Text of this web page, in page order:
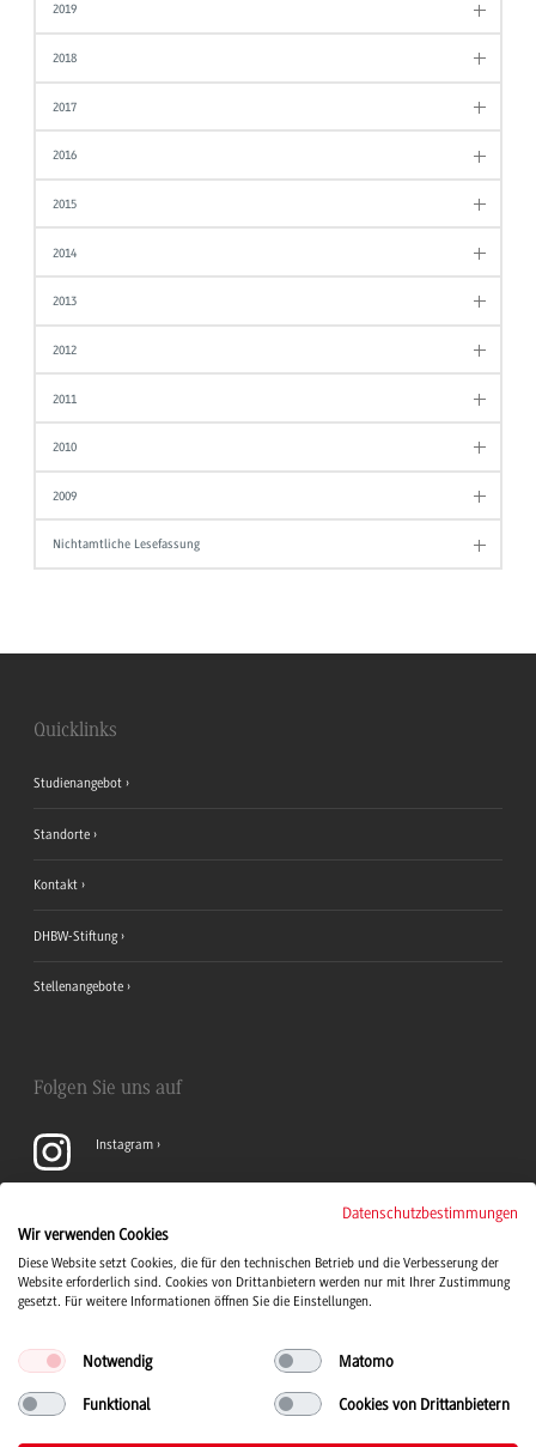
2019
2018
2017
2016
2015
2014
2013
2012
2011
2010
2009
Nichtamtliche Lesefassung
Quicklinks
Studienangebot
Standorte
Kontakt
DHBW-Stiftung
Stellenangebote
Folgen Sie uns auf
Instagram
LinkedIn
Datenschutzbestimmungen
Wir verwenden Cookies
Diese Website setzt Cookies, die für den technischen Betrieb und die Verbesserung der
Website erforderlich sind. Cookies von Drittanbietern werden nur mit Ihrer Zustimmung
gesetzt. Für weitere Informationen öffnen Sie die Einstellungen.
Notwendig Matomo
Funktional Cookies von Drittanbietern